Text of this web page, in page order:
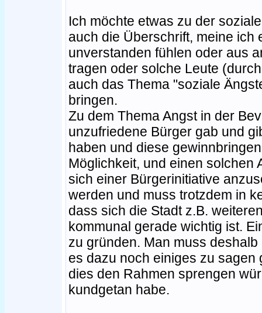
Ich möchte etwas zu der
auch die Überschrift, meine ich
unverstanden fühlen oder aus
tragen oder solche Leute
auch das Thema "soziale
bringen.
Zu dem Thema Angst in der
unzufriedene Bürger gab und
haben und diese
Möglichkeit, und einen solchen
sich einer Bürgerinitiative
werden und muss trotzdem in
dass sich die Stadt z.B.
kommunal gerade wichtig ist.
zu gründen. Man muss
es dazu noch einiges zu sagen
dies den Rahmen sprengen
kundgetan habe.